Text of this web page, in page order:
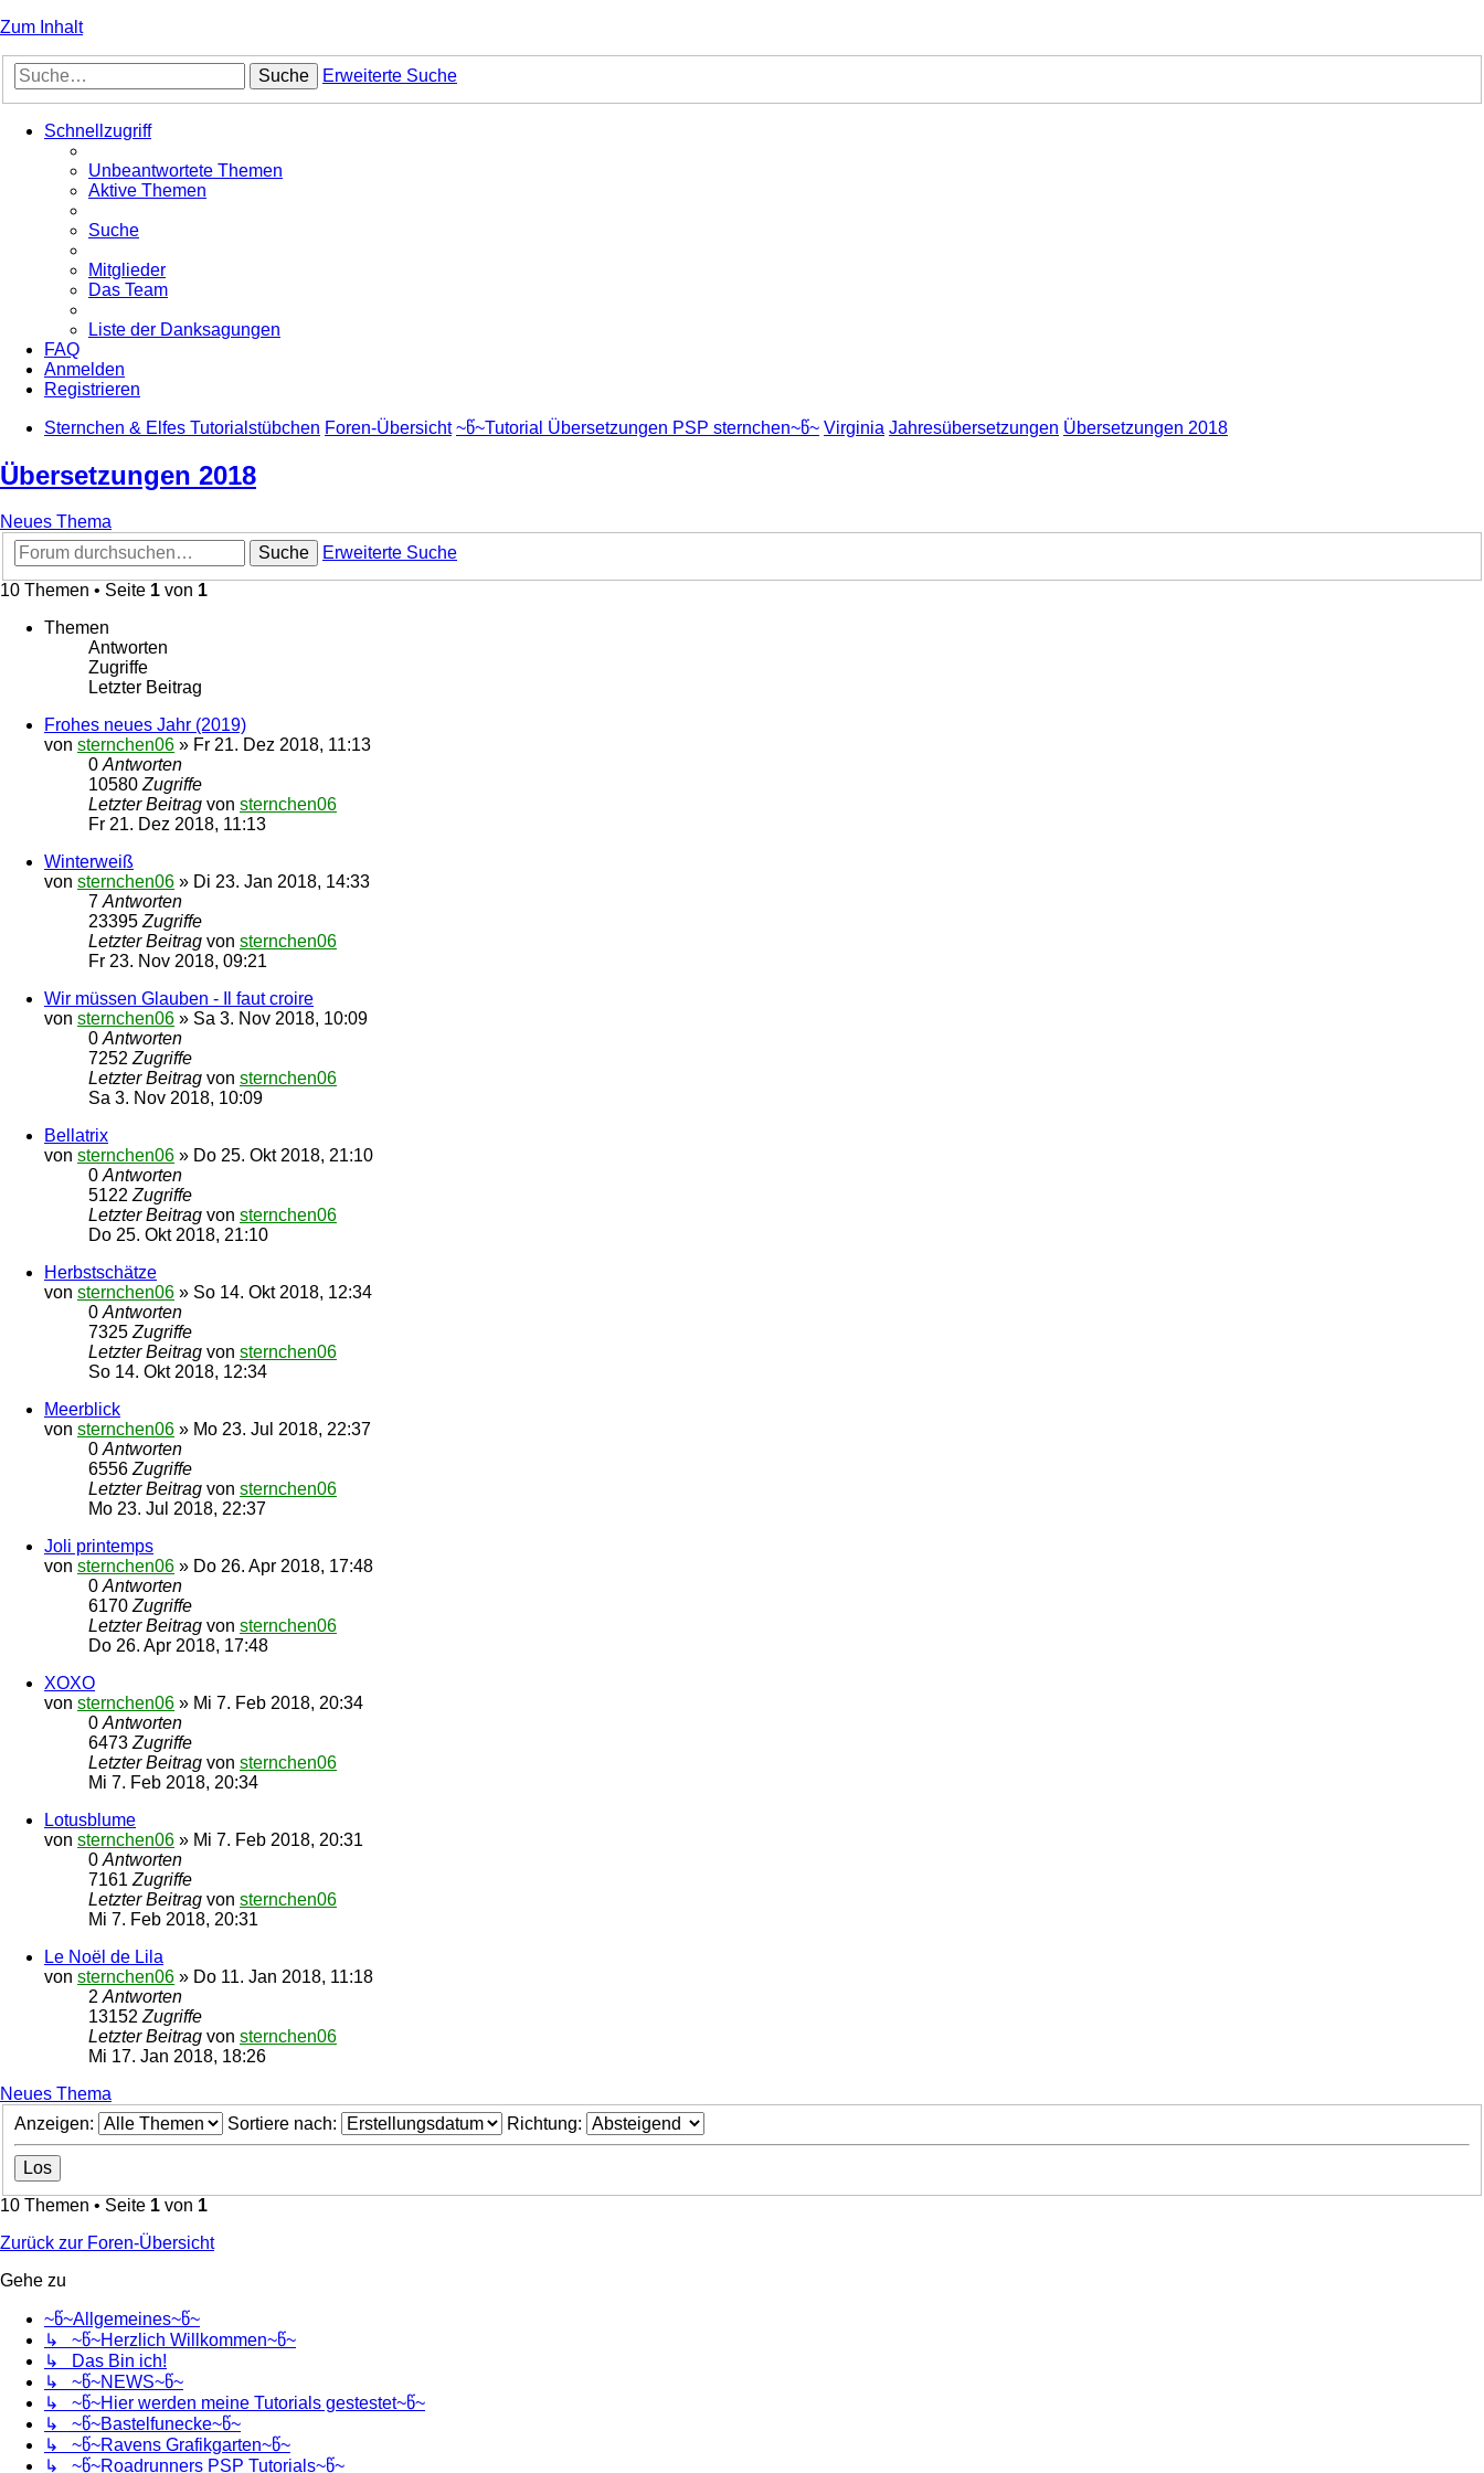
Zum Inhalt
Suche Erweiterte Suche
Schnellzugriff
Unbeantwortete Themen
Aktive Themen
Suche
Mitglieder
Das Team
Liste der Danksagungen
FAQ
Anmelden
Registrieren
Sternchen & Elfes Tutorialstübchen Foren-Übersicht ~წ~Tutorial Übersetzungen PSP sternchen~წ~ Virginia Jahresübersetzungen Übersetzungen 2018
Übersetzungen 2018
Neues Thema
Suche
Erweiterte Suche
10 Themen • Seite 1 von 1
Themen
Antworten
Zugriffe
Letzter Beitrag
Frohes neues Jahr (2019)
von sternchen06 » Fr 21. Dez 2018, 11:13
0 Antworten
10580 Zugriffe
Letzter Beitrag von sternchen06
Fr 21. Dez 2018, 11:13
Winterweiß
von sternchen06 » Di 23. Jan 2018, 14:33
7 Antworten
23395 Zugriffe
Letzter Beitrag von sternchen06
Fr 23. Nov 2018, 09:21
Wir müssen Glauben - Il faut croire
von sternchen06 » Sa 3. Nov 2018, 10:09
0 Antworten
7252 Zugriffe
Letzter Beitrag von sternchen06
Sa 3. Nov 2018, 10:09
Bellatrix
von sternchen06 » Do 25. Okt 2018, 21:10
0 Antworten
5122 Zugriffe
Letzter Beitrag von sternchen06
Do 25. Okt 2018, 21:10
Herbstschätze
von sternchen06 » So 14. Okt 2018, 12:34
0 Antworten
7325 Zugriffe
Letzter Beitrag von sternchen06
So 14. Okt 2018, 12:34
Meerblick
von sternchen06 » Mo 23. Jul 2018, 22:37
0 Antworten
6556 Zugriffe
Letzter Beitrag von sternchen06
Mo 23. Jul 2018, 22:37
Joli printemps
von sternchen06 » Do 26. Apr 2018, 17:48
0 Antworten
6170 Zugriffe
Letzter Beitrag von sternchen06
Do 26. Apr 2018, 17:48
XOXO
von sternchen06 » Mi 7. Feb 2018, 20:34
0 Antworten
6473 Zugriffe
Letzter Beitrag von sternchen06
Mi 7. Feb 2018, 20:34
Lotusblume
von sternchen06 » Mi 7. Feb 2018, 20:31
0 Antworten
7161 Zugriffe
Letzter Beitrag von sternchen06
Mi 7. Feb 2018, 20:31
Le Noël de Lila
von sternchen06 » Do 11. Jan 2018, 11:18
2 Antworten
13152 Zugriffe
Letzter Beitrag von sternchen06
Mi 17. Jan 2018, 18:26
Neues Thema
Anzeigen:
Sortiere nach: Richtung:
10 Themen • Seite 1 von 1
Zurück zur Foren-Übersicht
Gehe zu
~წ~Allgemeines~წ~
↳ ~წ~Herzlich Willkommen~წ~
↳ Das Bin ich!
↳ ~წ~NEWS~წ~
↳ ~წ~Hier werden meine Tutorials gestestet~წ~
↳ ~წ~Bastelfunecke~წ~
↳ ~წ~Ravens Grafikgarten~წ~
↳ ~წ~Roadrunners PSP Tutorials~წ~